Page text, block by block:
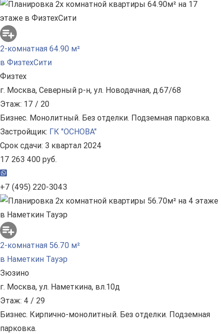
2-комнатная 64.90 м²
в ФизтехСити
Физтех
г. Москва, Северный р-н, ул. Новодачная, д.67/68
Этаж: 17 / 20
Бизнес. Монолитный. Без отделки. Подземная парковка.
Застройщик: ГК "ОСНОВА"
Срок сдачи: 3 квартал 2024
17 263 400 руб.
+7 (495) 220-3043
2-комнатная 56.70 м²
в Наметкин Тауэр
Зюзино
г. Москва, ул. Наметкина, вл.10д
Этаж: 4 / 29
Бизнес. Кирпично-монолитный. Без отделки. Подземная
парковка.